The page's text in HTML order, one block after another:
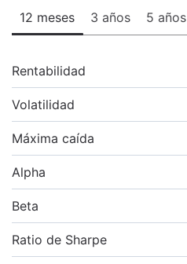
12 meses 3 años 5 años
Rentabilidad
Volatilidad
Máxima caída
Alpha
Beta
Ratio de Sharpe